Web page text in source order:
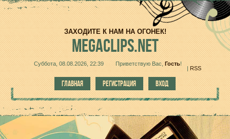
ЗАХОДИТЕ К НАМ НА ОГОНЕК!
MEGACLIPS.NET
Суббота, 08.08.2026, 22:39 Приветствую Вас Гость!
|RSS
ГЛАВНАЯ РЕГИСТРАЦИЯ ВХОД